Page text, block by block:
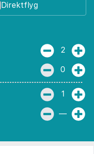
Direktflyg
2
0
1
—